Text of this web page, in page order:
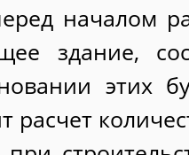
началом
здание,
этих
расчет